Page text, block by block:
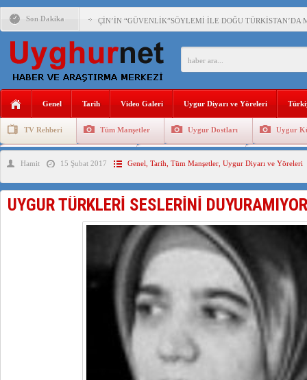
Son Dakika ÇİN’İN “GÜVENLİK”SÖYLEMİ İLE DOĞU TÜRKİSTAN’DA
PAKİSTAN,AFGANİSTAN’DA YAŞAYAN UYGURLARA
ANAHTAR PARTİ GENEL BAŞKANI AĞIRALİOĞLU :
ÇİN’İN DOĞU TÜRKİSTAN’DAKİ UYGULAMALARI
150 YILDIR KAYNAYAN YARAMIZ : ÇİN İŞGALİNDEKİ
ÇİN’İN UYGUR POLİTİKALARINI ÖVEN DİYANET
MHP’DEN URUMÇİ KATLİAMI MESAJİ : 05.07.2009
ÇİN’İN ANKARA BÜYÜKELÇİSİ JİANG’İN TRABZON
Genel Tarih Video Galeri Uygur Diyarı ve Yöreleri
TV Rehberi Tüm Manşetler Uygur Dostları Uygur
Uygurlarda Düğün ve Cenaze
Hamit 15 Şubat 2017 Genel Tarih Tüm Manşetler Uygur Diyarı ve Yöreleri
UYGUR TÜRKLERİ SESLERİNİ DUYURAMIYOR